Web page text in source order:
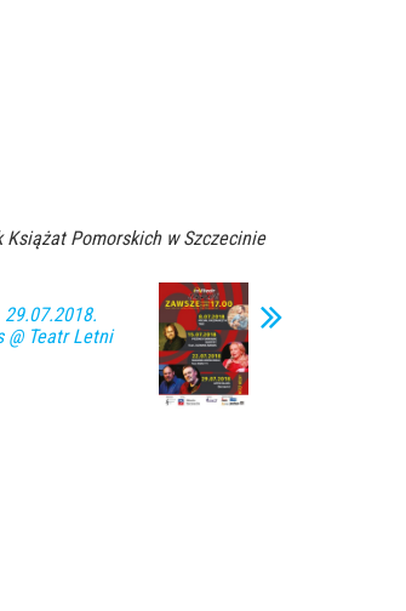
Książat Pomorskich w Szczecinie
29.07.2018.
Teatr Letni